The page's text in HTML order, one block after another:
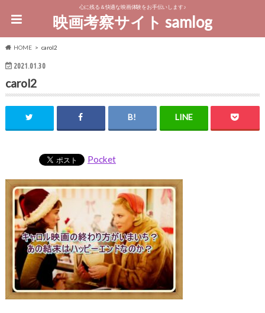
心に残る＆快適な映画体験をお手伝いします♪
映画考察サイト samlog
HOME carol2
2021.01.30
carol2
Pocket